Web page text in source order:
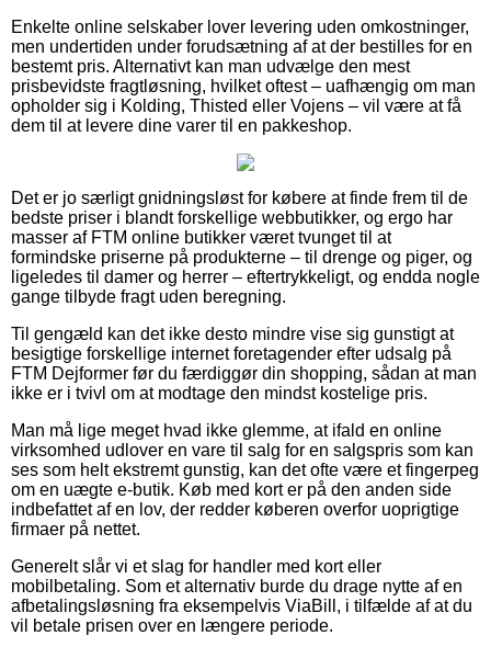
Enkelte online selskaber lover levering uden omkostninger,
men undertiden under forudsætning af at der bestilles for en
bestemt pris. Alternativt kan man udvælge den mest
prisbevidste fragtløsning, hvilket oftest – uafhængig om man
opholder sig i Kolding, Thisted eller Vojens – vil være at få
dem til at levere dine varer til en pakkeshop.
Det er jo særligt gnidningsløst for købere at finde frem til de
bedste priser i blandt forskellige webbutikker, og ergo har
masser af FTM online butikker været tvunget til at
formindske priserne på produkterne – til drenge og piger, og
ligeledes til damer og herrer – eftertrykkeligt, og endda nogle
gange tilbyde fragt uden beregning.
Til gengæld kan det ikke desto mindre vise sig gunstigt at
besigtige forskellige internet foretagender efter udsalg på
FTM Dejformer før du færdiggør din shopping, sådan at man
ikke er i tvivl om at modtage den mindst kostelige pris.
Man må lige meget hvad ikke glemme, at ifald en online
virksomhed udlover en vare til salg for en salgspris som kan
ses som helt ekstremt gunstig, kan det ofte være et fingerpeg
om en uægte e-butik. Køb med kort er på den anden side
indbefattet af en lov, der redder køberen overfor uoprigtige
firmaer på nettet.
Generelt slår vi et slag for handler med kort eller
mobilbetaling. Som et alternativ burde du drage nytte af en
afbetalingsløsning fra eksempelvis ViaBill, i tilfælde af at du
vil betale prisen over en længere periode.